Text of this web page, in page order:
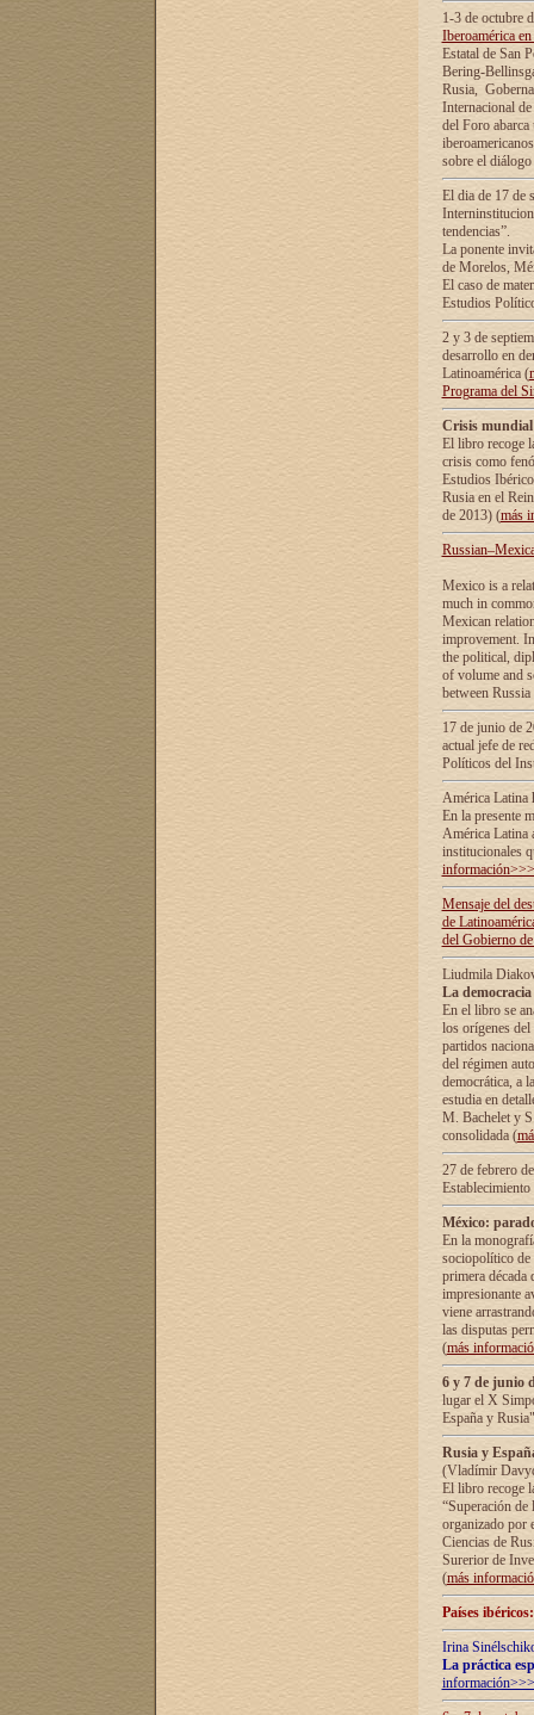
1-3 de octubre
Iberoamérica
Estatal de San
Bering-
Rusia,
Internacional
del Foro
sobre el
El dia de 17 de
tendencias”.
La ponente
de Morelos,
El caso de
Estudios
2 y 3 de
desarrollo en
Latinoamérica (
Programa del
Crisis
El libro recoge
crisis como
Estudios
Rusia en el
de 2013) (más
Mexico is a
much in
Mexican
improvement.
the political,
of volume and
between
17 de junio de
actual jefe de
Políticos del
América Latina
En la presente
América Latina
institucionales
información>>>
Mensaje del
de
del Gobierno
Liudmila
La
En el libro se
los orígenes
partidos
del régimen
democrática, а
estudia en
М. Bachelet у
consolidada (
27 de febrero
México:
En la
sociopolítico de
primera década
impresionante
viene
las disputas
(más
6 y 7 de junio
lugar el X
España y
Rusia y
(Vladímir
El libro recoge
“Superación
organizado por
Ciencias de
Surerior de
(más
Países
Irina
La práctica
información>>>